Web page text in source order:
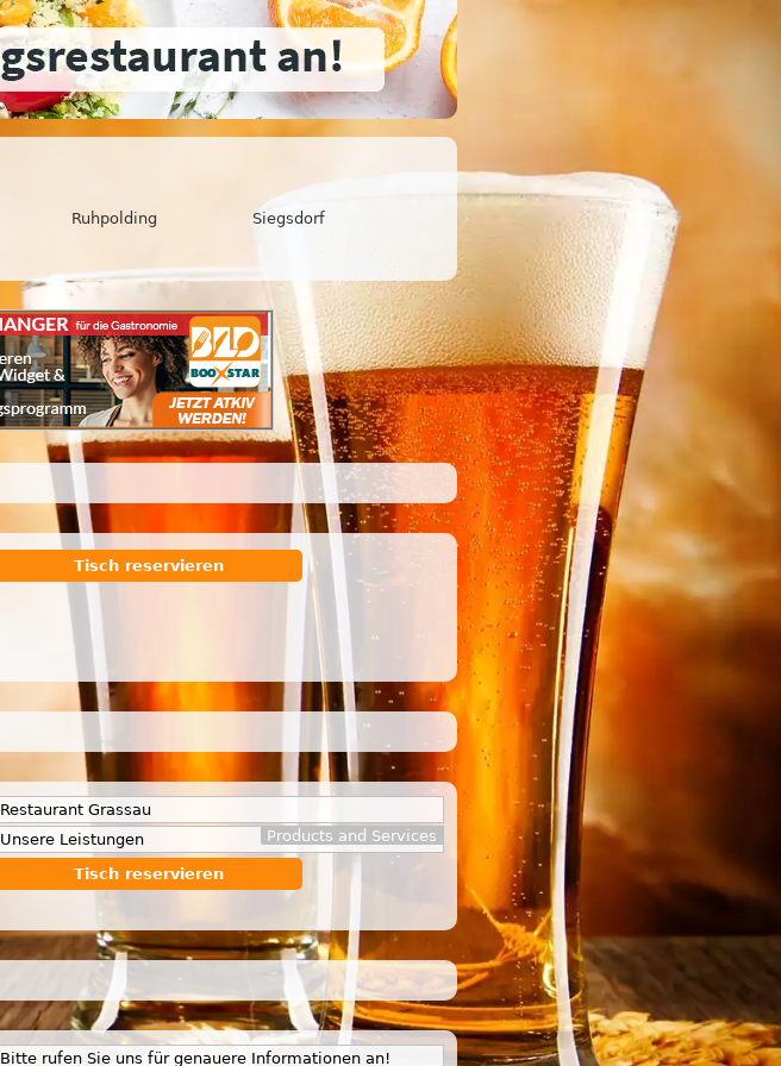
Ruhpolding
Siegsdorf
Tisch reservieren
Restaurant Grassau
Products and Services
Unsere Leistungen
Tisch reservieren
Bitte rufen Sie uns für genauere Informationen an!